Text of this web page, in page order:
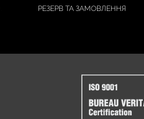
РЕЗЕРВ ТА ЗАМОВЛЕННЯ